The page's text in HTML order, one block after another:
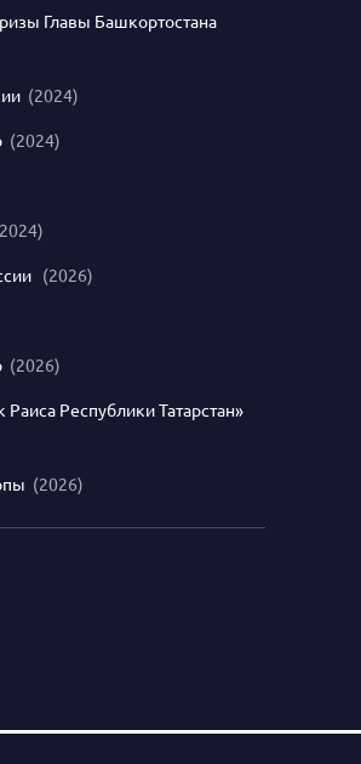
Главы Башкортостана
(2024)
(2024)
(2026)
(2026)
Республики Татарстан»
(2026)